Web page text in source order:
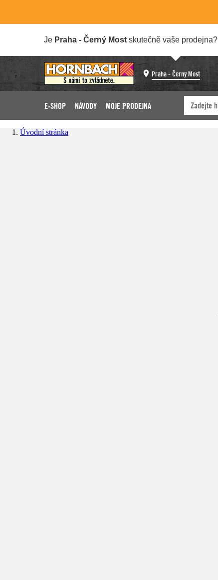
Je Praha - Černý Most skutečně vaše prodejna?
Praha - Černý Most
E-SHOP NÁVODY MOJE PRODEJNA
Úvodní stránka